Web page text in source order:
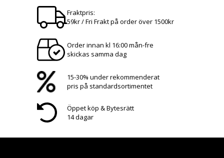
Fraktpris:
59kr / Fri Frakt på order över 1500kr
Order innan kl 16:00 mån-fre
skickas samma dag
15-30% under rekommenderat
pris på standardsortimentet
Öppet köp & Bytesrätt
14 dagar